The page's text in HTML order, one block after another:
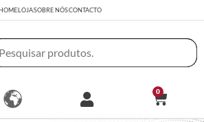
LOJASOBRE NÓSCONTACTO
0